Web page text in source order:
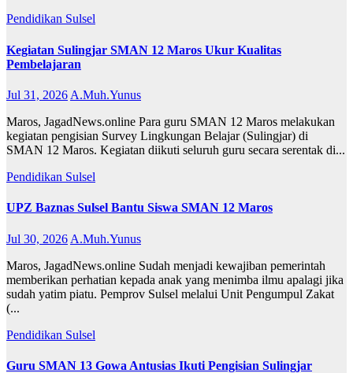
Pendidikan Sulsel
Kegiatan Sulingjar SMAN 12 Maros Ukur Kualitas
Pembelajaran
Jul 31, 2026 A.Muh.Yunus
Maros, JagadNews.online Para guru SMAN 12 Maros melakukan
kegiatan pengisian Survey Lingkungan Belajar (Sulingjar) di
SMAN 12 Maros. Kegiatan diikuti seluruh guru secara serentak di...
Pendidikan Sulsel
UPZ Baznas Sulsel Bantu Siswa SMAN 12 Maros
Jul 30, 2026 A.Muh.Yunus
Maros, JagadNews.online Sudah menjadi kewajiban pemerintah
memberikan perhatian kepada anak yang menimba ilmu apalagi jika
sudah yatim piatu. Pemprov Sulsel melalui Unit Pengumpul Zakat
(...
Pendidikan Sulsel
Guru SMAN 13 Gowa Antusias Ikuti Pengisian Sulingjar